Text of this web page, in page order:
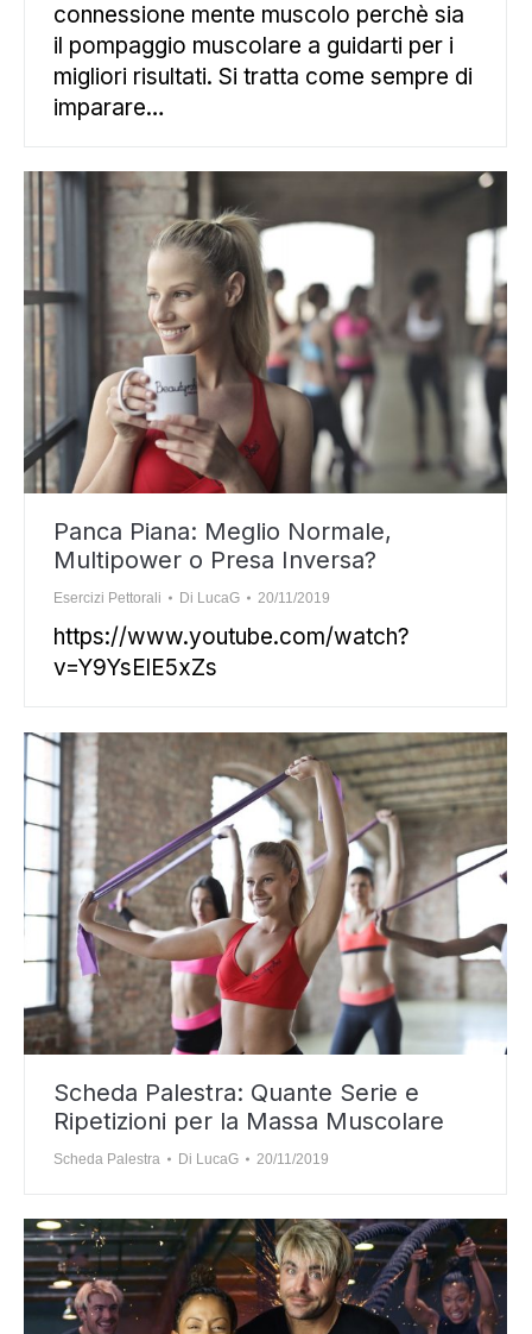
connessione mente muscolo perchè sia
il pompaggio muscolare a guidarti per i
migliori risultati. Si tratta come sempre di
imparare…
Panca Piana: Meglio Normale,
Multipower o Presa Inversa?
Esercizi Pettorali Di LucaG 20/11/2019
https://www.youtube.com/watch?
v=Y9YsElE5xZs
Scheda Palestra: Quante Serie e
Ripetizioni per la Massa Muscolare
Scheda Palestra Di LucaG 20/11/2019